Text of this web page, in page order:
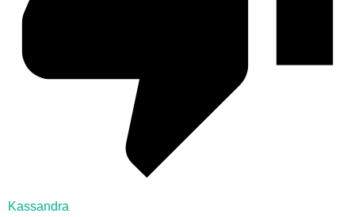
Kassandra